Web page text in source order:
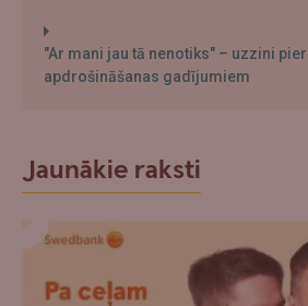
"Ar mani jau tā nenotiks" – uzzini
apdrošināšanas gadījumiem
Jaunākie raksti